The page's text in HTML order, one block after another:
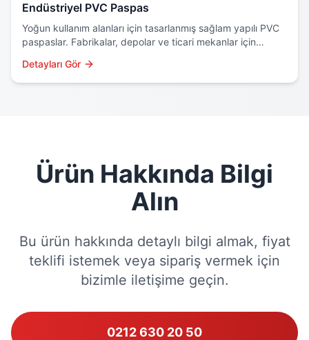
Endüstriyel PVC Paspas
Yoğun kullanım alanları için tasarlanmış sağlam yapılı PVC
paspaslar. Fabrikalar, depolar ve ticari mekanlar için
Detayları Gör
Ürün Hakkında Bilgi
Alın
Bu ürün hakkında detaylı bilgi almak, fiyat
teklifi istemek veya sipariş vermek için
bizimle iletişime geçin.
0212 630 20 50